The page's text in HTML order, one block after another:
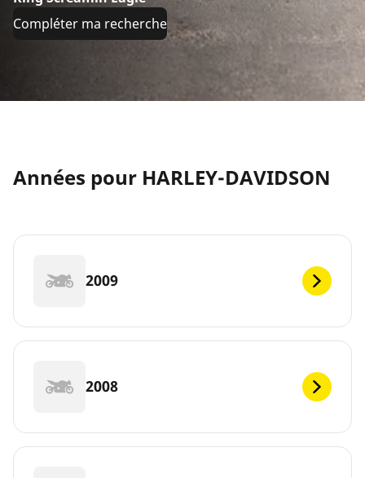
Compléter ma recherche
Années pour HARLEY-DAVIDSON
2009
2008